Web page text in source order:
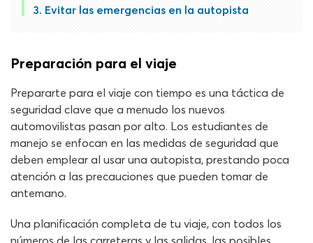
Evitar las emergencias en la autopista
Preparación para el viaje
Prepararte para el viaje con tiempo es una táctica de
seguridad clave que a menudo los nuevos
automovilistas pasan por alto. Los estudiantes de
manejo se enfocan en las medidas de seguridad que
deben emplear al usar una autopista, prestando poca
atención a las precauciones que pueden tomar de
antemano.
Una planificación completa de tu viaje, con todos los
números de las carreteras y las salidas, las posibles